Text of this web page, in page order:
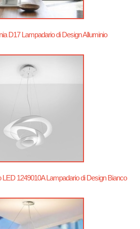
D17 Lampadario di Design Alluminio
1249010A Lampadario di Design Bianco